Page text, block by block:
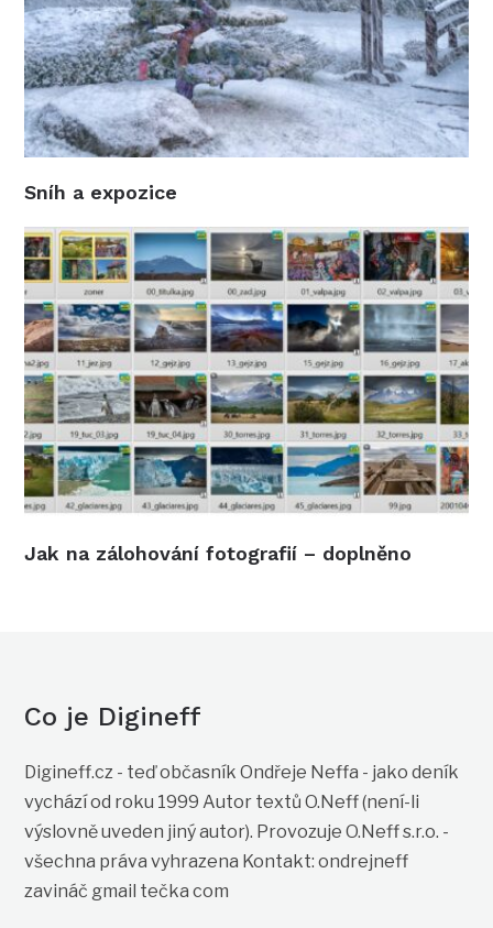
Sníh a expozice
Jak na zálohování fotografií – doplněno
Co je Digineff
Digineff.cz - teď občasník Ondřeje Neffa - jako deník
vychází od roku 1999 Autor textů O.Neff (není-li
výslovně uveden jiný autor). Provozuje O.Neff s.r.o. -
všechna práva vyhrazena Kontakt: ondrejneff
zavináč gmail tečka com